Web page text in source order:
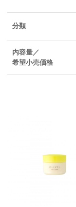
分類
内容量／
希望小売価格